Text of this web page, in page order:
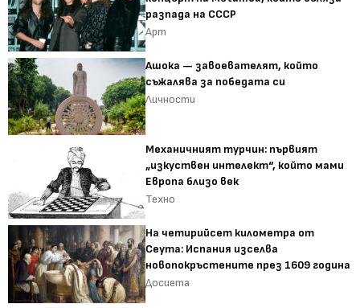
разпада на СССР
Арт
Ашока — завоевателят, който
съжалява за победата си
Личности
Механичният турчин: първият
„изкуствен интелект“, който мами
Европа близо век
Техно
На четирийсет километра от
Сеута: Испания изселва
новопокръстените през 1609 година
Досиета